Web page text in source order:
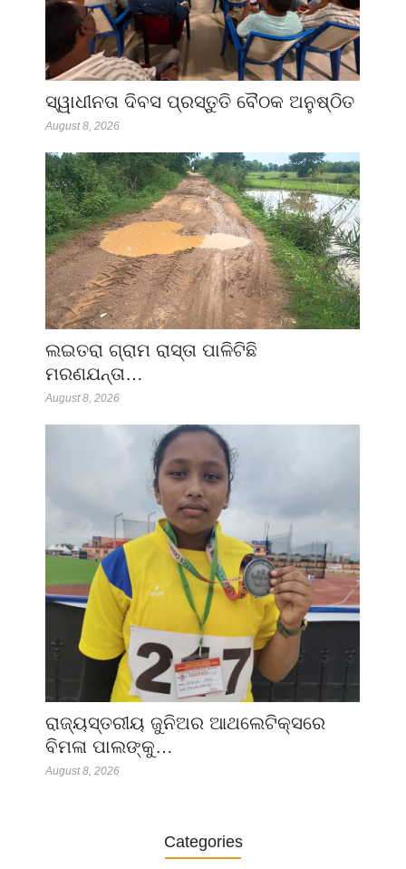
ସ୍ୱାଧୀନତା ଦିବସ ପ୍ରସ୍ତୁତି ବୈଠକ ଅନୁଷ୍ଠିତ
August 8, 2026
ଲଇତରା ଗ୍ରାମ ରାସ୍ତା ପାଳିଟିଛି
ମରଣଯନ୍ତା…
August 8, 2026
ରାଜ୍ୟସ୍ତରୀୟ ଜୁନିଅର ଆଥଲେଟିକ୍ସରେ
ବିମଳା ପାଲଙ୍କୁ…
August 8, 2026
Categories